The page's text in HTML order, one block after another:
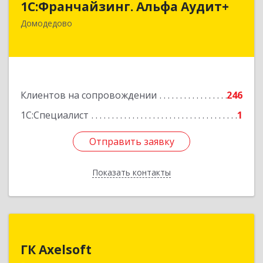
1С:Франчайзинг. Альфа Аудит+
Домодедово
Клиентов на сопровождении
246
1С:Специалист
1
Отправить заявку
Показать контакты
142001, Московская обл, Домодедово г,
Северный мкр, Каширское ш, дом № 7, оф.41
Подробнее
Отправить заявку
Назад
ГК Axelsoft